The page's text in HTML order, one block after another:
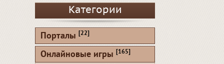
Категории
Порталы [22]
Онлайновые игры [165]